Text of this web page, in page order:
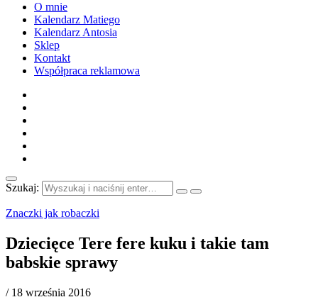
O mnie
Kalendarz Matiego
Kalendarz Antosia
Sklep
Kontakt
Współpraca reklamowa
Szukaj:
Znaczki jak robaczki
Dziecięce Tere fere kuku i takie tam
babskie sprawy
/ 18 września 2016